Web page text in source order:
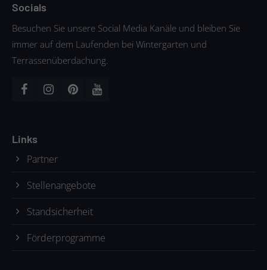
Socials
Besuchen Sie unsere Social Media Kanäle und bleiben Sie
immer auf dem Laufenden bei Wintergarten und
Terrassenüberdachung.
Links
Partner
Stellenangebote
Standsicherheit
Förderprogramme